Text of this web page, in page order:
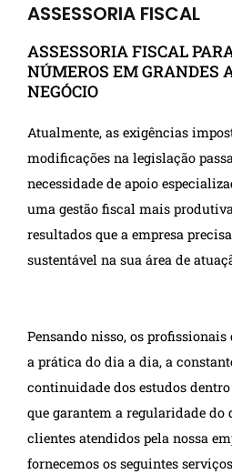
ASSESSORIA FISCAL
ASSESSORIA FISCAL
NÚMEROS EM GRANDES
NEGÓCIO
Atualmente, as exigências
modificações na legislação
necessidade de apoio
uma gestão fiscal mais
resultados que a empresa
sustentável na sua área de
Pensando nisso, os
a prática do dia a dia, a
continuidade dos estudos
que garantem a regularidade do
clientes atendidos pela nossa
fornecemos os seguintes